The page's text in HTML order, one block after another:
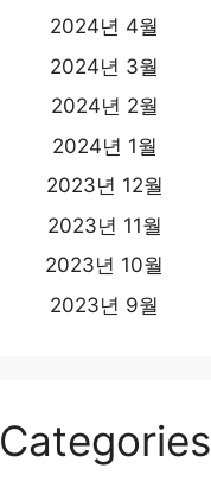
2024년 4월
2024년 3월
2024년 2월
2024년 1월
2023년 12월
2023년 11월
2023년 10월
2023년 9월
Categories